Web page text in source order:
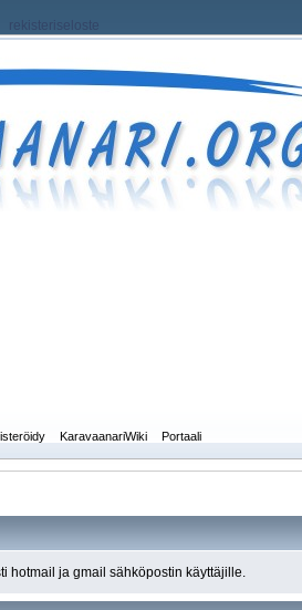
rekisteriseloste
KaravaanariWiki Portaali
hotmail ja gmail sähköpostin käyttäjille.